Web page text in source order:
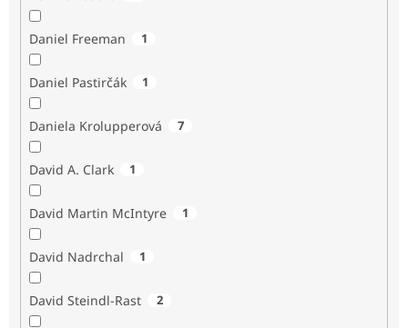
Daniel Freeman 1
Daniel Pastirčák 1
Daniela Krolupperová 7
David A. Clark 1
David Martin McIntyre 1
David Nadrchal 1
David Steindl-Rast 2